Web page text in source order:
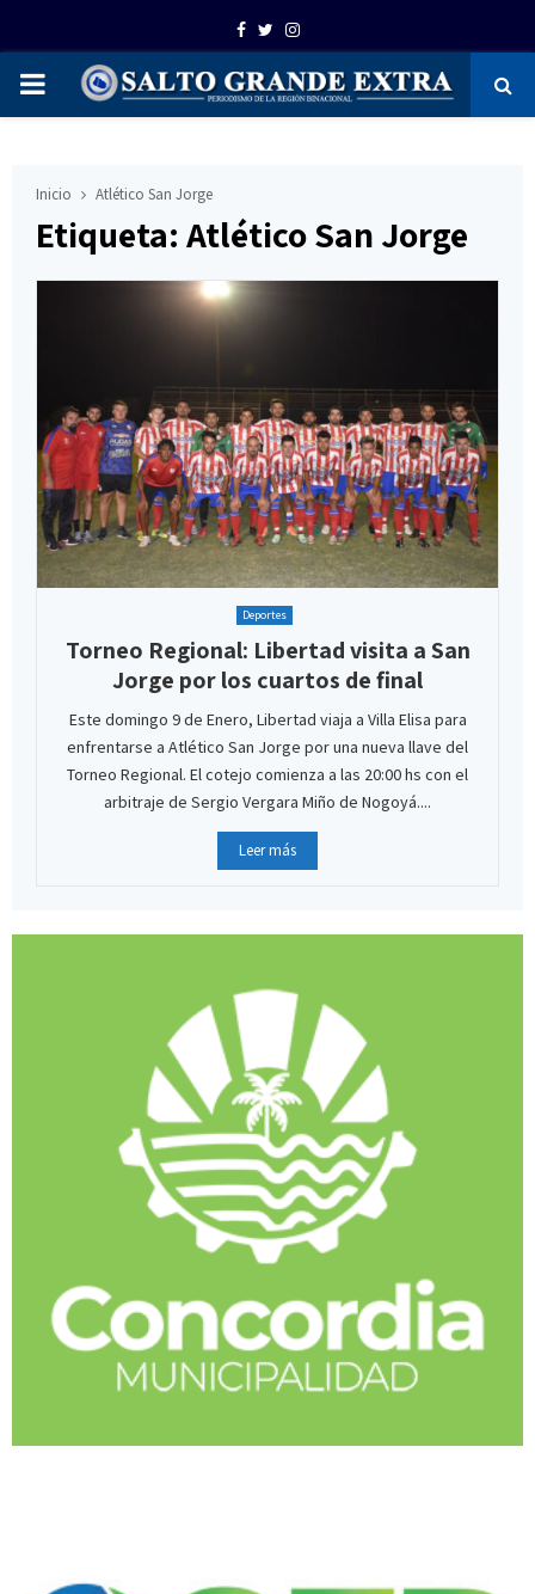
Facebook
TwitterInstagram
PRIMARY
Inicio Atlético San Jorge
Etiqueta: Atlético San Jorge
Deportes
Torneo Regional: Libertad visita a San
Jorge por los cuartos de final
Este domingo 9 de Enero, Libertad viaja a Villa Elisa para
enfrentarse a Atlético San Jorge por una nueva llave del
Torneo Regional. El cotejo comienza a las 20:00 hs con el
arbitraje de Sergio Vergara Miño de Nogoyá....
Leer más